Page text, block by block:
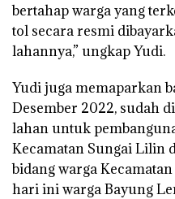
bertahap warga yang
tol secara resmi
lahannya,” ungkap Yudi.
Yudi juga memaparkan
Desember 2022, sudah
lahan untuk
Kecamatan Sungai Lilin
bidang warga
hari ini warga Bayung